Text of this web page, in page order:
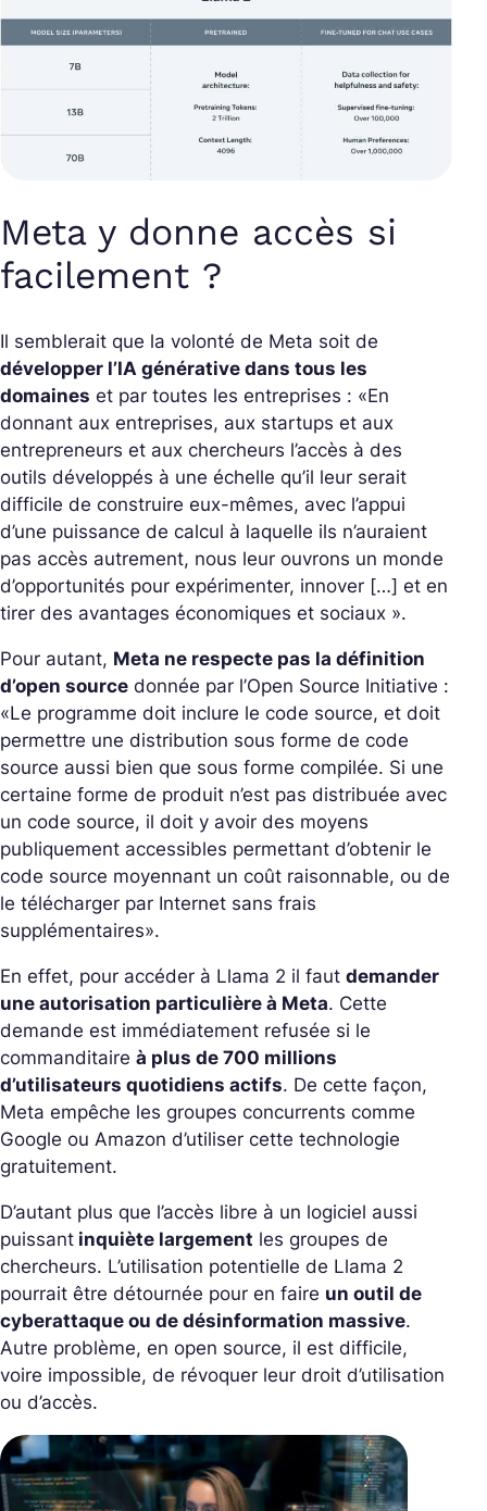
Meta y donne accès si
facilement ?
Il semblerait que la volonté de Meta soit de
développer l’IA générative dans tous les
domaines et par toutes les entreprises : «En
donnant aux entreprises, aux startups et aux
entrepreneurs et aux chercheurs l’accès à des
outils développés à une échelle qu’il leur serait
difficile de construire eux-mêmes, avec l’appui
d’une puissance de calcul à laquelle ils n’auraient
pas accès autrement, nous leur ouvrons un monde
d’opportunités pour expérimenter, innover […] et en
tirer des avantages économiques et sociaux ».
Pour autant, Meta ne respecte pas la définition
d’open source donnée par l’Open Source Initiative :
«Le programme doit inclure le code source, et doit
permettre une distribution sous forme de code
source aussi bien que sous forme compilée. Si une
certaine forme de produit n’est pas distribuée avec
un code source, il doit y avoir des moyens
publiquement accessibles permettant d’obtenir le
code source moyennant un coût raisonnable, ou de
le télécharger par Internet sans frais
supplémentaires».
En effet, pour accéder à Llama 2 il faut demander
une autorisation particulière à Meta. Cette
demande est immédiatement refusée si le
commanditaire à plus de 700 millions
d’utilisateurs quotidiens actifs. De cette façon,
Meta empêche les groupes concurrents comme
Google ou Amazon d’utiliser cette technologie
gratuitement.
D’autant plus que l’accès libre à un logiciel aussi
puissant inquiète largement les groupes de
chercheurs. L’utilisation potentielle de Llama 2
pourrait être détournée pour en faire un outil de
cyberattaque ou de désinformation massive.
Autre problème, en open source, il est difficile,
voire impossible, de révoquer leur droit d’utilisation
ou d’accès.